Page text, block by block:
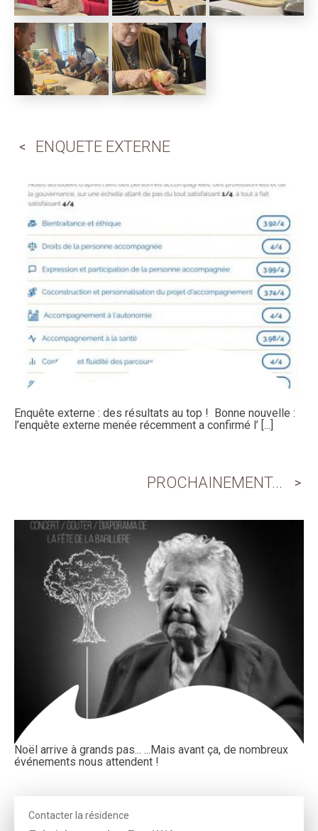
ENQUETE EXTERNE
Enquête externe : des résultats au top ! Bonne nouvelle :
l’enquête externe menée récemment a confirmé l’ [...]
PROCHAINEMENT...
Noël arrive à grands pas... ...Mais avant ça, de nombreux
événements nous attendent !
Contacter la résidence